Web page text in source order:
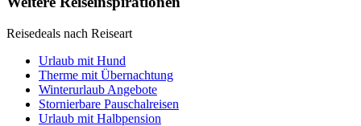
Reisedeals nach Reiseart
Urlaub mit Hund
Therme mit Übernachtung
Winterurlaub Angebote
Stornierbare Pauschalreisen
Urlaub mit Halbpension